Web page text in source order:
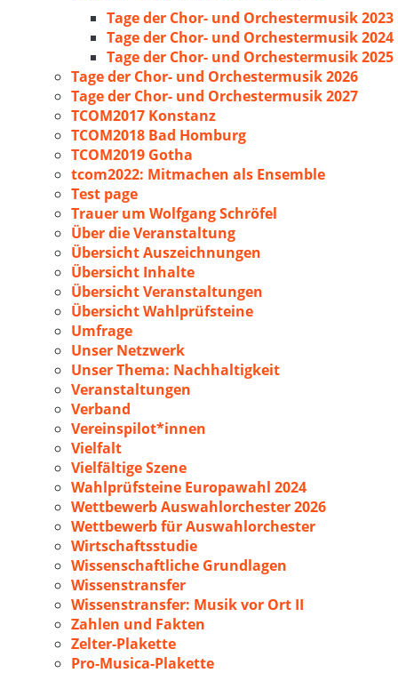
Tage der Chor- und Orchestermusik 2023
Tage der Chor- und Orchestermusik 2024
Tage der Chor- und Orchestermusik 2025
Tage der Chor- und Orchestermusik 2026
Tage der Chor- und Orchestermusik 2027
TCOM2017 Konstanz
TCOM2018 Bad Homburg
TCOM2019 Gotha
tcom2022: Mitmachen als Ensemble
Test page
Trauer um Wolfgang Schröfel
Über die Veranstaltung
Übersicht Auszeichnungen
Übersicht Inhalte
Übersicht Veranstaltungen
Übersicht Wahlprüfsteine
Umfrage
Unser Netzwerk
Unser Thema: Nachhaltigkeit
Veranstaltungen
Verband
Vereinspilot*innen
Vielfalt
Vielfältige Szene
Wahlprüfsteine Europawahl 2024
Wettbewerb Auswahlorchester 2026
Wettbewerb für Auswahlorchester
Wirtschaftsstudie
Wissenschaftliche Grundlagen
Wissenstransfer
Wissenstransfer: Musik vor Ort II
Zahlen und Fakten
Zelter-Plakette
Pro-Musica-Plakette